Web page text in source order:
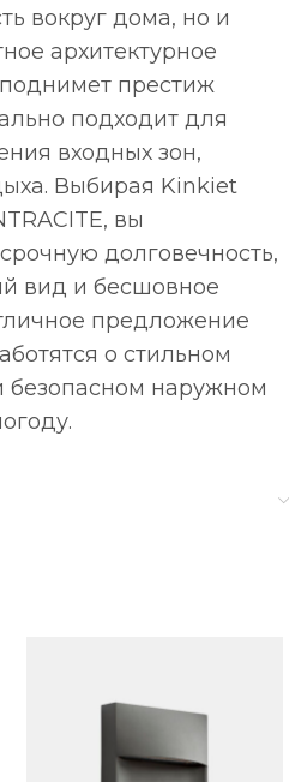
вокруг дома, но и
архитектурное
престиж
подходит для
входных зон,
Выбирая Kinkiet
вы
долговечность,
вид и бесшовное
предложение
о стильном
наружном